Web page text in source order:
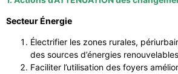
Secteur Énergie
Électrifier les zones rurales,
des sources d’énergies renouvelables
Faciliter l’utilisation des foyers